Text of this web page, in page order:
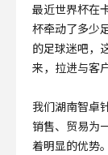
最近世界杯在
杯牵动了多少
的足球迷吧，
来，拉进与客
我们湖南智卓
销售、贸易为
着明显的优势